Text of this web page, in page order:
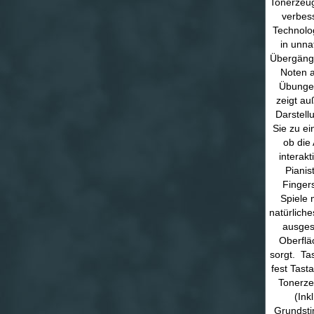
in
Noten
zeigt
Sie zu
ob die
Spiele
sorgt.
fest